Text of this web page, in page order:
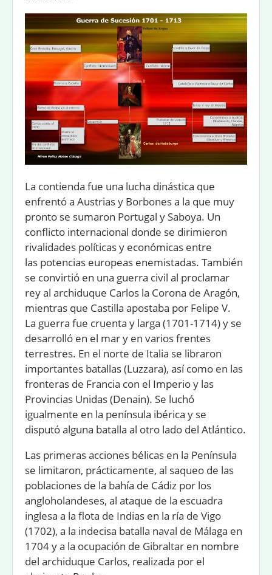
La contienda fue una lucha dinástica que
enfrentó a Austrias y Borbones a la que muy
pronto se sumaron Portugal y Saboya. Un
conﬂicto internacional donde se dirimieron
rivalidades políticas y económicas entre
las potencias europeas enemistadas. También
se convirtió en una guerra civil al proclamar
rey al archiduque Carlos la Corona de Aragón,
mientras que Castilla apostaba por Felipe V.
La guerra fue cruenta y larga (1701-1714) y se
desarrolló en el mar y en varios frentes
terrestres. En el norte de Italia se libraron
importantes batallas (Luzzara), así como en las
fronteras de Francia con el Imperio y las
Provincias Unidas (Denain). Se luchó
igualmente en la península ibérica y se
disputó alguna batalla al otro lado del Atlántico.
Las primeras acciones bélicas en la Península
se limitaron, prácticamente, al saqueo de las
poblaciones de la bahía de Cádiz por los
angloholandeses, al ataque de la escuadra
inglesa a la ﬂota de Indias en la ría de Vigo
(1702), a la indecisa batalla naval de Málaga en
1704 y a la ocupación de Gibraltar en nombre
del archiduque Carlos, realizada por el